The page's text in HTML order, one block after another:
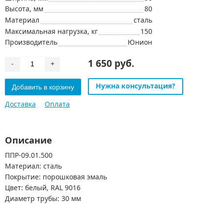
Высота, мм
80
Материал
сталь
Максимальная нагрузка, кг
150
Производитель
Юнион
- + 1 650 руб.
Нужна консультация?
Доставка
Оплата
Описание
ППР-09.01.500
Материал: сталь
Покрытие: порошковая эмаль
Цвет: белый, RAL 9016
Диаметр трубы: 30 мм